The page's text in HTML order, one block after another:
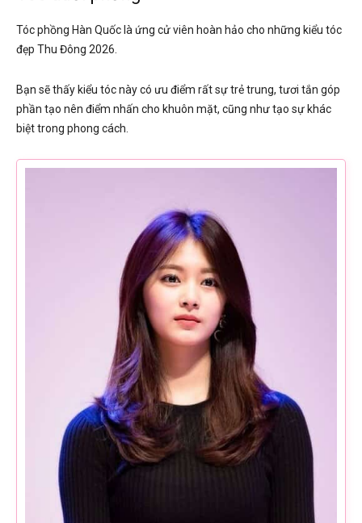
Tóc phồng Hàn Quốc là ứng cử viên hoàn hảo cho những kiểu tóc
đẹp Thu Đông 2026.
Bạn sẽ thấy kiểu tóc này có ưu điểm rất sự trẻ trung, tươi tắn góp
phần tạo nên điểm nhấn cho khuôn mặt, cũng như tạo sự khác
biệt trong phong cách.